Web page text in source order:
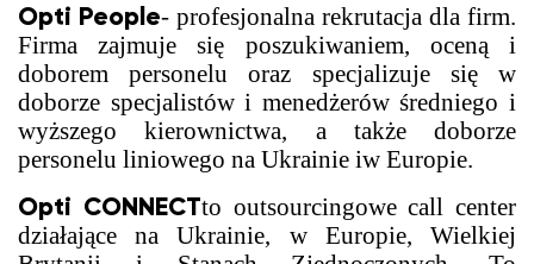
Opti People- profesjonalna rekrutacja dla firm.
Firma zajmuje się poszukiwaniem, oceną i
doborem personelu oraz specjalizuje się w
doborze specjalistów i menedżerów średniego i
wyższego kierownictwa, a także doborze
personelu liniowego na Ukrainie iw Europie.
Opti CONNECTto outsourcingowe call center
działające na Ukrainie, w Europie, Wielkiej